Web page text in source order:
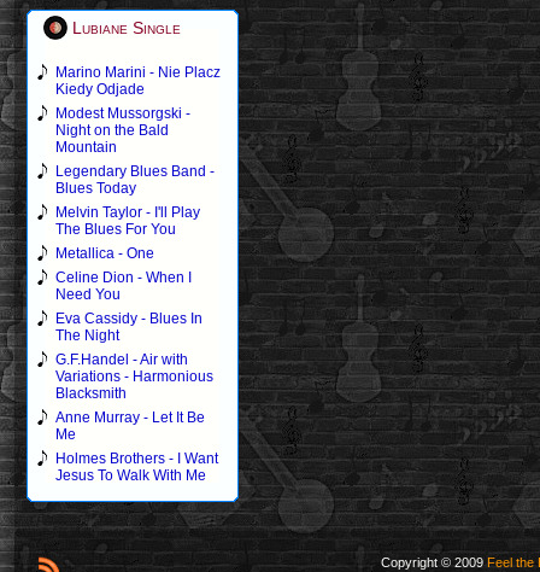
Lubiane Single
Marino Marini - Nie Placz
Kiedy Odjade
Modest Mussorgski -
Night on the Bald
Mountain
Legendary Blues Band -
Blues Today
Melvin Taylor - I'll Play
The Blues For You
Metallica - One
Celine Dion - When I
Need You
Eva Cassidy - Blues In
The Night
G.F.Handel - Air with
Variations - Harmonious
Blacksmith
Anne Murray - Let It Be
Me
Holmes Brothers - I Want
Jesus To Walk With Me
Copyright © 2009 Feel the